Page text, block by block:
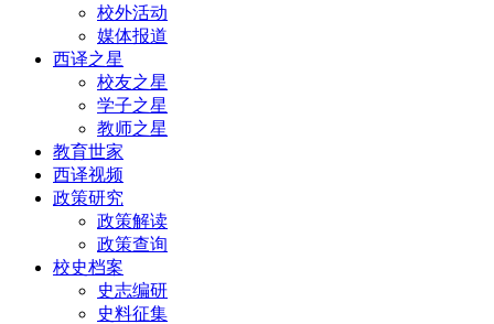
校外活动
媒体报道
西译之星
校友之星
学子之星
教师之星
教育世家
西译视频
政策研究
政策解读
政策查询
校史档案
史志编研
史料征集